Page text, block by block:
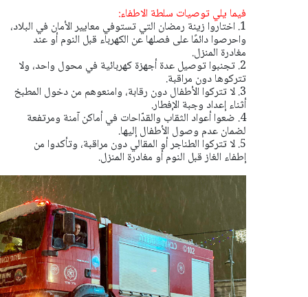
فيما يلي توصيات سلطة الاطفاء:
1. اختاروا زينة رمضان التي تستوفي معايير الأمان في البلاد،
واحرصوا دائمًا على فصلها عن الكهرباء قبل النوم أو عند
مغادرة المنزل.
2. تجنبوا توصيل عدة أجهزة كهربائية في محول واحد، ولا
تتركوها دون مراقبة.
3. لا تتركوا الأطفال دون رقابة، وامنعوهم من دخول المطبخ
أثناء إعداد وجبة الإفطار.
4. ضعوا أعواد الثقاب والقدّاحات في أماكن آمنة ومرتفعة
لضمان عدم وصول الأطفال إليها.
5. لا تتركوا الطناجر أو المقالي دون مراقبة، وتأكدوا من
إطفاء الغاز قبل النوم أو مغادرة المنزل.